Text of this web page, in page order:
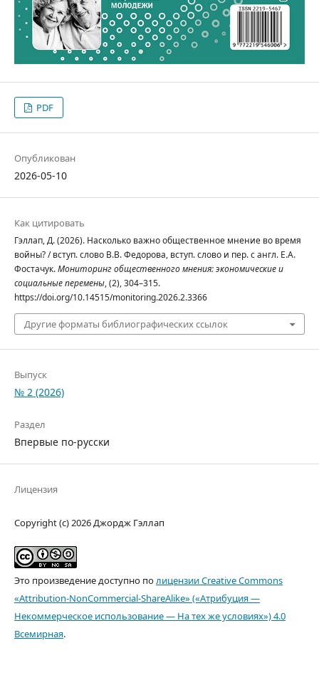
PDF
Опубликован
2026-05-10
Как цитировать
Гэллап, Д. (2026). Насколько важно общественное мнение во время
войны? / вступ. слово В.В. Федорова, вступ. слово и пер. с англ. Е.А.
Фостачук.Мониторинг общественного мнения: экономические и
социальные перемены, (2), 304–315.
https://doi.org/10.14515/monitoring.2026.2.3366
Другие форматы библиографических ссылок
Выпуск
№ 2 (2026)
Раздел
Впервые по-русски
Лицензия
Copyright (c) 2026 Джордж Гэллап
Это произведение доступно полицензии Creative Commons
«Attribution-NonCommercial-ShareAlike» («Атрибуция —
Некоммерческое использование — На тех же условиях») 4.0
Всемирная.